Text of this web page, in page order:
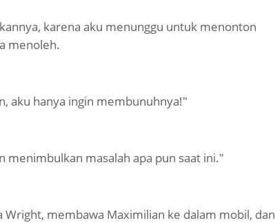
karena aku menunggu untuk menonton
menoleh.
aku hanya ingin membunuhnya!"
menimbulkan masalah apa pun saat ini."
membawa Maximilian ke dalam mobil, dan